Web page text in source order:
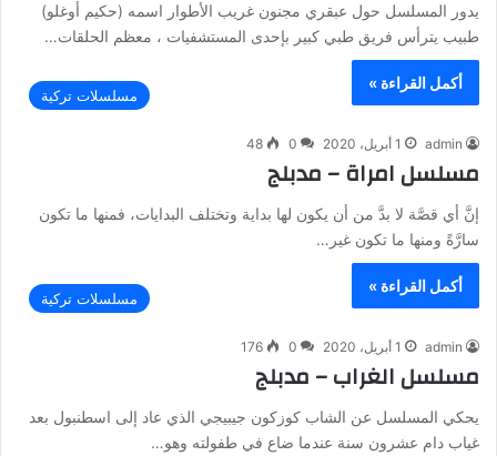
يدور المسلسل حول عبقري مجنون غريب الأطوار اسمه (حكيم أوغلو)
طبيب يترأس فريق طبي كبير بإحدى المستشفيات ، معظم الحلقات…
أكمل القراءة »
مسلسلات تركية
admin 1 أبريل، 2020 0
48
مسلسل امراة – مدبلج
إنَّ أي قصَّة لا بدَّ من أن يكون لها بداية وتختلف البدايات، فمنها ما تكون
سارَّةً ومنها ما تكون غير…
أكمل القراءة »
مسلسلات تركية
admin 1 أبريل، 2020 0
176
مسلسل الغراب – مدبلج
يحكي المسلسل عن الشاب كوزكون جيبيجي الذي عاد إلى اسطنبول بعد
غياب دام عشرون سنة عندما ضاع في طفولته وهو…